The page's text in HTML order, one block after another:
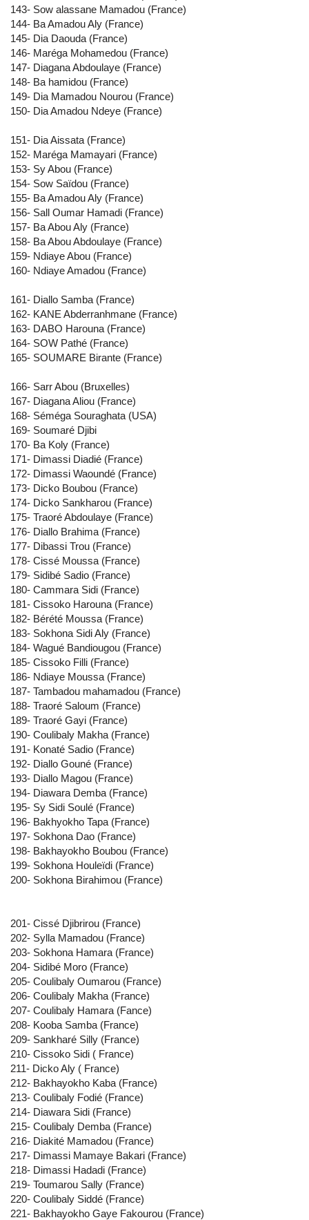
143- Sow alassane Mamadou (France)
144- Ba Amadou Aly (France)
145- Dia Daouda (France)
146- Maréga Mohamedou (France)
147- Diagana Abdoulaye (France)
148- Ba hamidou (France)
149- Dia Mamadou Nourou (France)
150- Dia Amadou Ndeye (France)
151- Dia Aissata (France)
152- Maréga Mamayari (France)
153- Sy Abou (France)
154- Sow Saïdou (France)
155- Ba Amadou Aly (France)
156- Sall Oumar Hamadi (France)
157- Ba Abou Aly (France)
158- Ba Abou Abdoulaye (France)
159- Ndiaye Abou (France)
160- Ndiaye Amadou (France)
161- Diallo Samba (France)
162- KANE Abderranhmane (France)
163- DABO Harouna (France)
164- SOW Pathé (France)
165- SOUMARE Birante (France)
166- Sarr Abou (Bruxelles)
167- Diagana Aliou (France)
168- Séméga Souraghata (USA)
169- Soumaré Djibi
170- Ba Koly (France)
171- Dimassi Diadié (France)
172- Dimassi Waoundé (France)
173- Dicko Boubou (France)
174- Dicko Sankharou (France)
175- Traoré Abdoulaye (France)
176- Diallo Brahima (France)
177- Dibassi Trou (France)
178- Cissé Moussa (France)
179- Sidibé Sadio (France)
180- Cammara Sidi (France)
181- Cissoko Harouna (France)
182- Bérété Moussa (France)
183- Sokhona Sidi Aly (France)
184- Wagué Bandiougou (France)
185- Cissoko Filli (France)
186- Ndiaye Moussa (France)
187- Tambadou mahamadou (France)
188- Traoré Saloum (France)
189- Traoré Gayi (France)
190- Coulibaly Makha (France)
191- Konaté Sadio (France)
192- Diallo Gouné (France)
193- Diallo Magou (France)
194- Diawara Demba (France)
195- Sy Sidi Soulé (France)
196- Bakhyokho Tapa (France)
197- Sokhona Dao (France)
198- Bakhayokho Boubou (France)
199- Sokhona Houleïdi (France)
200- Sokhona Birahimou (France)
201- Cissé Djibrirou (France)
202- Sylla Mamadou (France)
203- Sokhona Hamara (France)
204- Sidibé Moro (France)
205- Coulibaly Oumarou (France)
206- Coulibaly Makha (France)
207- Coulibaly Hamara (Fance)
208- Kooba Samba (France)
209- Sankharé Silly (France)
210- Cissoko Sidi ( France)
211- Dicko Aly ( France)
212- Bakhayokho Kaba (France)
213- Coulibaly Fodié (France)
214- Diawara Sidi (France)
215- Coulibaly Demba (France)
216- Diakité Mamadou (France)
217- Dimassi Mamaye Bakari (France)
218- Dimassi Hadadi (France)
219- Toumarou Sally (France)
220- Coulibaly Siddé (France)
221- Bakhayokho Gaye Fakourou (France)